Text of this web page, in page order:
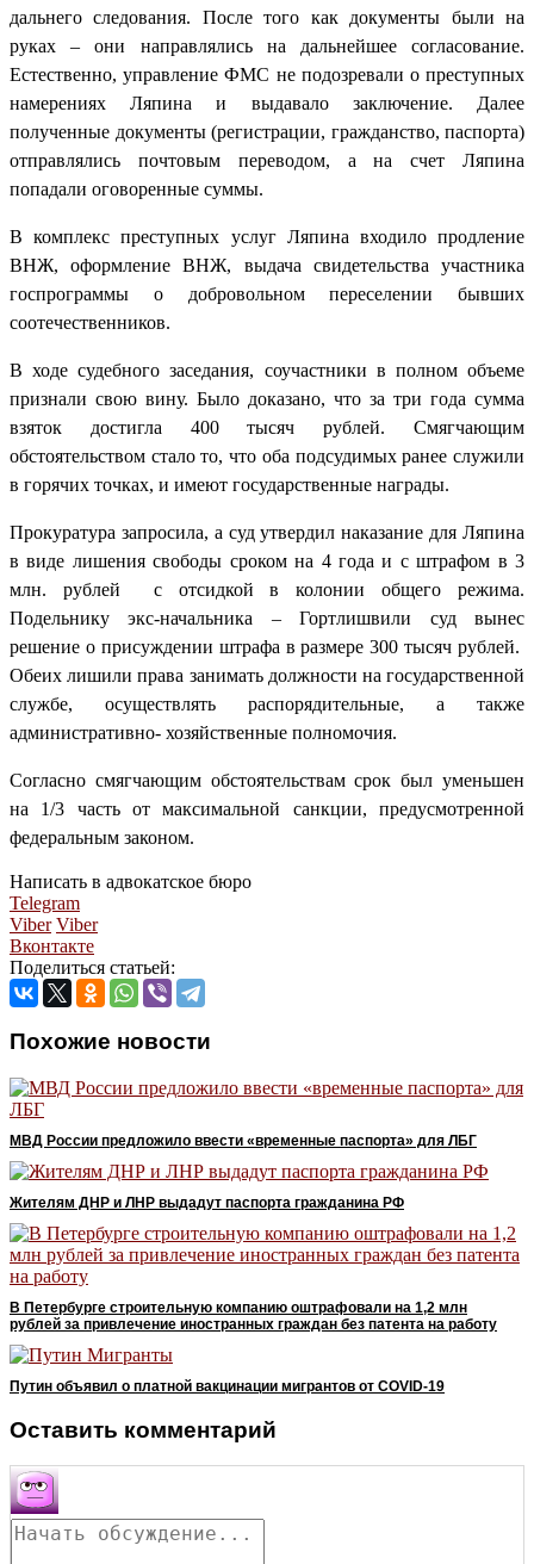
дальнего следования. После того как документы были на
руках – они направлялись на дальнейшее согласование.
Естественно, управление ФМС не подозревали о преступных
намерениях Ляпина и выдавало заключение. Далее
полученные документы (регистрации, гражданство, паспорта)
отправлялись почтовым переводом, а на счет Ляпина
попадали оговоренные суммы.
В комплекс преступных услуг Ляпина входило продление
ВНЖ, оформление ВНЖ, выдача свидетельства участника
госпрограммы о добровольном переселении бывших
соотечественников.
В ходе судебного заседания, соучастники в полном объеме
признали свою вину. Было доказано, что за три года сумма
взяток достигла 400 тысяч рублей. Смягчающим
обстоятельством стало то, что оба подсудимых ранее служили
в горячих точках, и имеют государственные награды.
Прокуратура запросила, а суд утвердил наказание для Ляпина
в виде лишения свободы сроком на 4 года и с штрафом в 3
млн. рублей с отсидкой в колонии общего режима.
Подельнику экс-начальника – Гортлишвили суд вынес
решение о присуждении штрафа в размере 300 тысяч рублей.
Обеих лишили права занимать должности на государственной
службе, осуществлять распорядительные, а также
административно- хозяйственные полномочия.
Согласно смягчающим обстоятельствам срок был уменьшен
на 1/3 часть от максимальной санкции, предусмотренной
федеральным законом.
Написать в адвокатское бюро
Telegram
Viber Viber
Вконтакте
Поделиться статьей:
Похожие новости
МВД России предложило ввести «временные паспорта» для ЛБГ
Жителям ДНР и ЛНР выдадут паспорта гражданина РФ
В Петербурге строительную компанию оштрафовали на 1,2 млн
рублей за привлечение иностранных граждан без патента на работу
Путин объявил о платной вакцинации мигрантов от COVID-19
Оставить комментарий